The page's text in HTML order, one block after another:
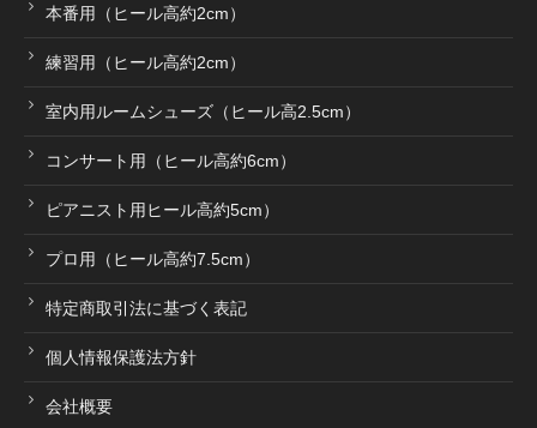
お問い合わせ
個人情報保護法方針
会社概要
本番用（ヒール高約2cm）
練習用（ヒール高約2cm）
室内用ルームシューズ（ヒール高2.5cm）
コンサート用（ヒール高約6cm）
ピアニスト用ヒール高約5cm）
プロ用（ヒール高約7.5cm）
特定商取引法に基づく表記
個人情報保護法方針
会社概要